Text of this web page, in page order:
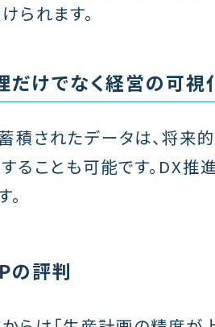
られます。
だけでなく経営の可
積されたデータは、将来
ることも可能です。DX
の評判